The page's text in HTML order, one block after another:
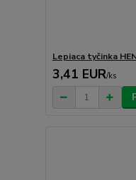
Lepiaca tyčinka
3,41 EUR/ks